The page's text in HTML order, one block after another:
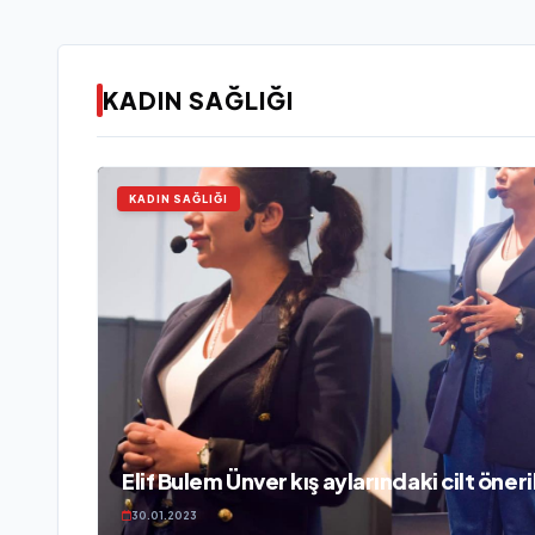
KADIN SAĞLIĞI
KADIN SAĞLIĞI
Elif Bulem Ünver kış aylarındaki cilt
30.01.2023